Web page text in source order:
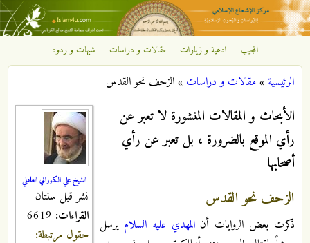
تجاوز إلى المحتوى الرئيسي
مركز
الإشعاع
الإسلامي
المجيب ادعية و زيارات مقالات و دراسات شبهات و ردود
أنت هنا
الرئيسية»مقالات و دراسات »الزحف نحو القدس
الشيخ علي الكوراني العاملي
نشر قبل سنتان
القراءات:
حقول مرتبطة:
الأبحاث و المقالات المنشورة لا تعبر عن
رأي الموقع بالضرورة ، بل تعبر عن رأي
أصحابها
الزحف نحو القدس
ذكرت بعض الروايات أنالمهدي عليه السلام يرسل